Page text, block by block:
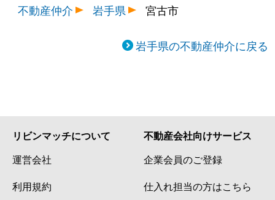
不動産仲介
岩手県 宮古市
岩手県の不動産仲介に戻る
リビンマッチについて
運営会社
利用規約
不動産会社向けサービス
企業会員のご登録
仕入れ担当の方はこちら